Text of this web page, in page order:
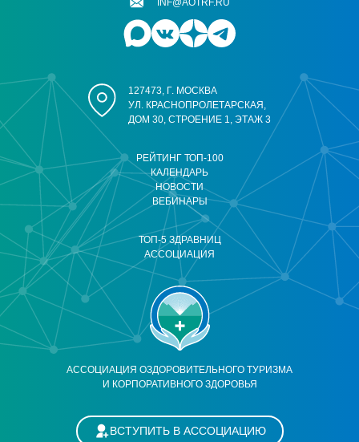
АССОЦИАЦИЯ ОЗДОРОВИТЕЛЬНОГО ТУРИЗМА
И КОРПОРАТИВНОГО ЗДОРОВЬЯ
РЕЙТИНГ ТОП-100
КАЛЕНДАРЬ
НОВОСТИ
ВЕБИНАРЫ
ТОП-5 ЗДРАВНИЦ
АССОЦИАЦИЯ
127473, Г. МОСКВА
УЛ. КРАСНОПРОЛЕТАРСКАЯ,
ДОМ 30, СТРОЕНИЕ 1, ЭТАЖ 3
INF@AOTRF.RU
ВСТУПИТЬ В АССОЦИАЦИЮ